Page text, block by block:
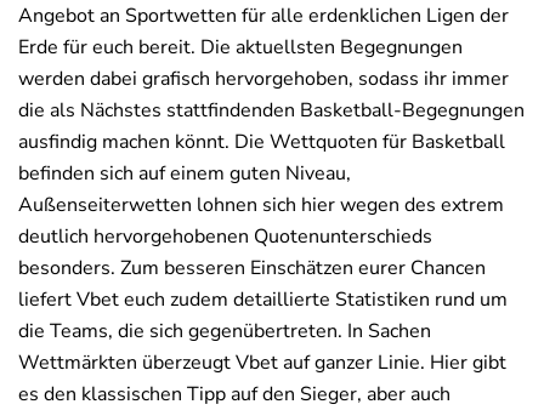
Angebot an Sportwetten für alle erdenklichen Ligen der
Erde für euch bereit. Die aktuellsten Begegnungen
werden dabei grafisch hervorgehoben, sodass ihr immer
die als Nächstes stattfindenden Basketball-Begegnungen
ausfindig machen könnt. Die Wettquoten für Basketball
befinden sich auf einem guten Niveau,
Außenseiterwetten lohnen sich hier wegen des extrem
deutlich hervorgehobenen Quotenunterschieds
besonders. Zum besseren Einschätzen eurer Chancen
liefert Vbet euch zudem detaillierte Statistiken rund um
die Teams, die sich gegenübertreten. In Sachen
Wettmärkten überzeugt Vbet auf ganzer Linie. Hier gibt
es den klassischen Tipp auf den Sieger, aber auch